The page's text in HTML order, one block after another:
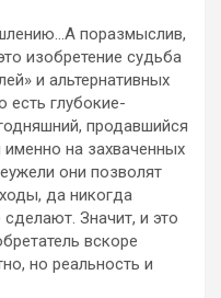
поразмыслив,
изобретение судьба
и альтернативных
есть глубокие-
продавшийся
на захваченных
они позволят
да никогда
Значит, и это
вскоре
но реальность и